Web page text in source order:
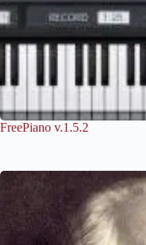
FreePiano v.1.5.2